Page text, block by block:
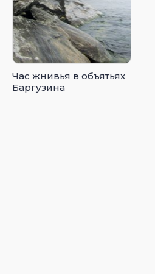
Час жнивья в объятьях
Баргузина